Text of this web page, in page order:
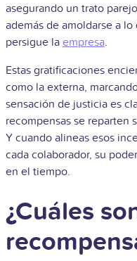
asegurando un trato
además de amoldarse a
persigue la empresa.
Estas gratificaciones
como la externa,
sensación de justicia es
recompensas se reparten
Y cuando alineas esos
cada colaborador, su
en el tiempo.
¿Cuáles